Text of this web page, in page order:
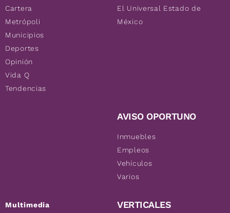
Cartera
Metrópoli
Municipios
Deportes
Opinión
Vida Q
Tendencias
Multimedia
El Universal Estado de
México
AVISO OPORTUNO
Inmuebles
Empleos
Vehículos
Varios
VERTICALES